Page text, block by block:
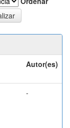
Autor(es)
-